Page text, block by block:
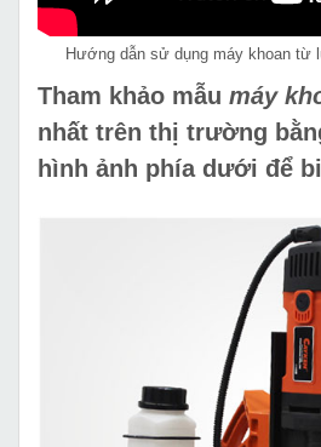
Hướng dẫn sử dụng máy khoan từ
Tham khảo mẫu máy
nhất trên thị trường
hình ảnh phía dưới để